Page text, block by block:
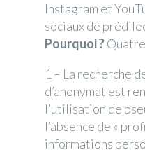
Instagram et
sociaux de
Pourquoi ?
1 – La recherche
d’anonymat est
l’utilisation de
l’absence de «
informations